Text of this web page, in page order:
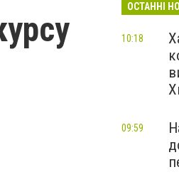
ОСТАННІ
10:18
09:59